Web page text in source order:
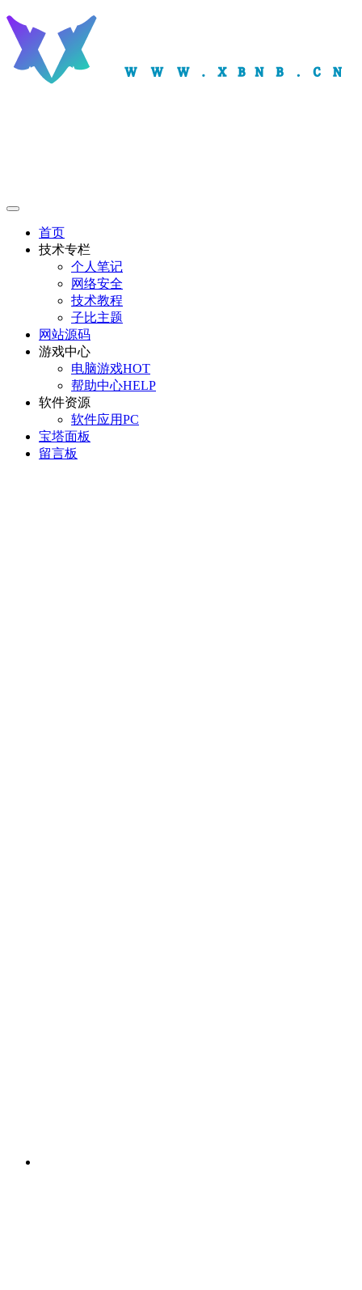
首页
技术专栏
个人笔记
网络安全
技术教程
子比主题
网站源码
游戏中心
电脑游戏HOT
帮助中心HELP
软件资源
软件应用PC
宝塔面板
留言板